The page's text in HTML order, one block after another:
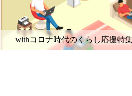
withコロナ時代のくらし応援特